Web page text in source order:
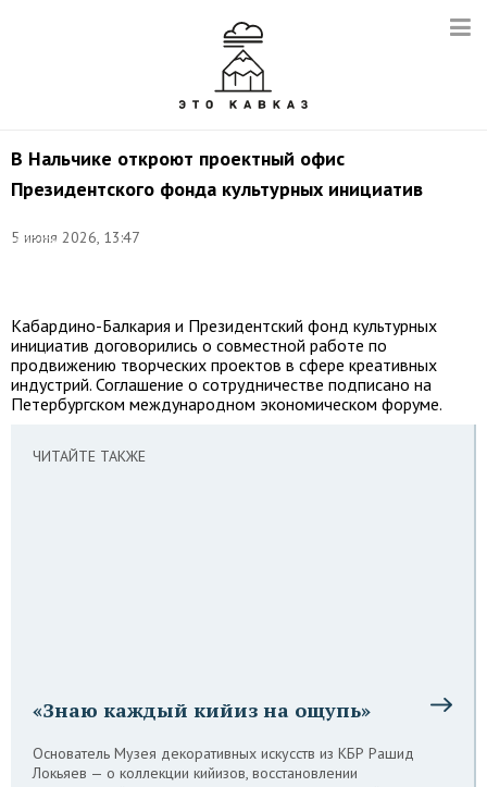
В Нальчике откроют проектный офис
Президентского фонда культурных инициатив
5 июня 2026, 13:47
соцсети
Кабардино-Балкария и Президентский фонд культурных
инициатив договорились о совместной работе по
продвижению творческих проектов в сфере креативных
индустрий. Соглашение о сотрудничестве подписано на
Петербургском международном экономическом форуме.
ЧИТАЙТЕ ТАКЖЕ
«Знаю каждый кийиз на ощупь»
Основатель Музея декоративных искусств из КБР Рашид
Локьяев — о коллекции кийизов, восстановлении